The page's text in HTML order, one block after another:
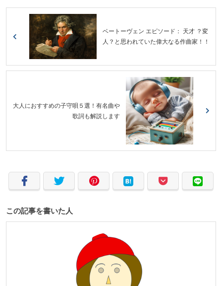
ベートーヴェン エピソード： 天才 ？変
人？と思われていた偉大なる作曲家！！
大人におすすめの子守唄５選！有名曲や
歌詞も解説します
この記事を書いた人